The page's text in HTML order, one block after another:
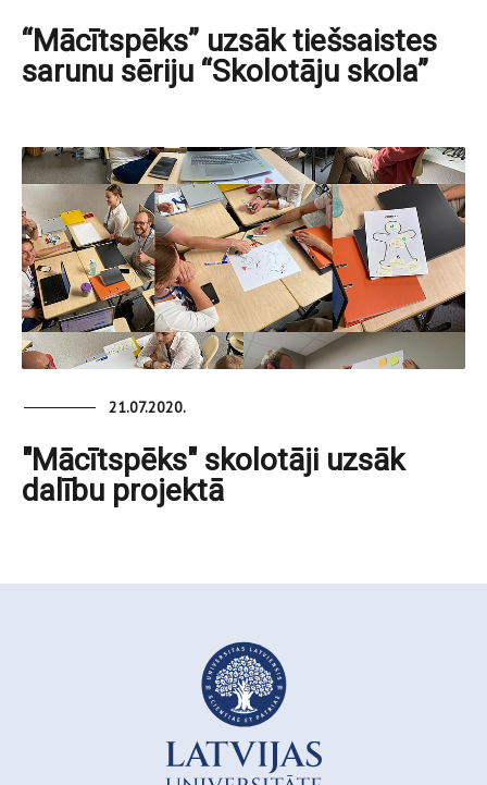
“Mācītspēks” uzsāk tiešsaistes
sarunu sēriju “Skolotāju skola”
21.07.2020.
"Mācītspēks" skolotāji uzsāk
dalību projektā